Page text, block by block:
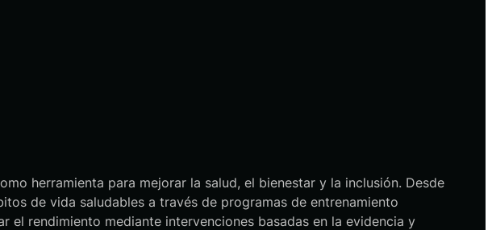
herramienta para mejorar la salud, el bienestar y la inclusión. Desde
de vida saludables a través de programas de entrenamiento
rendimiento mediante intervenciones basadas en la evidencia y